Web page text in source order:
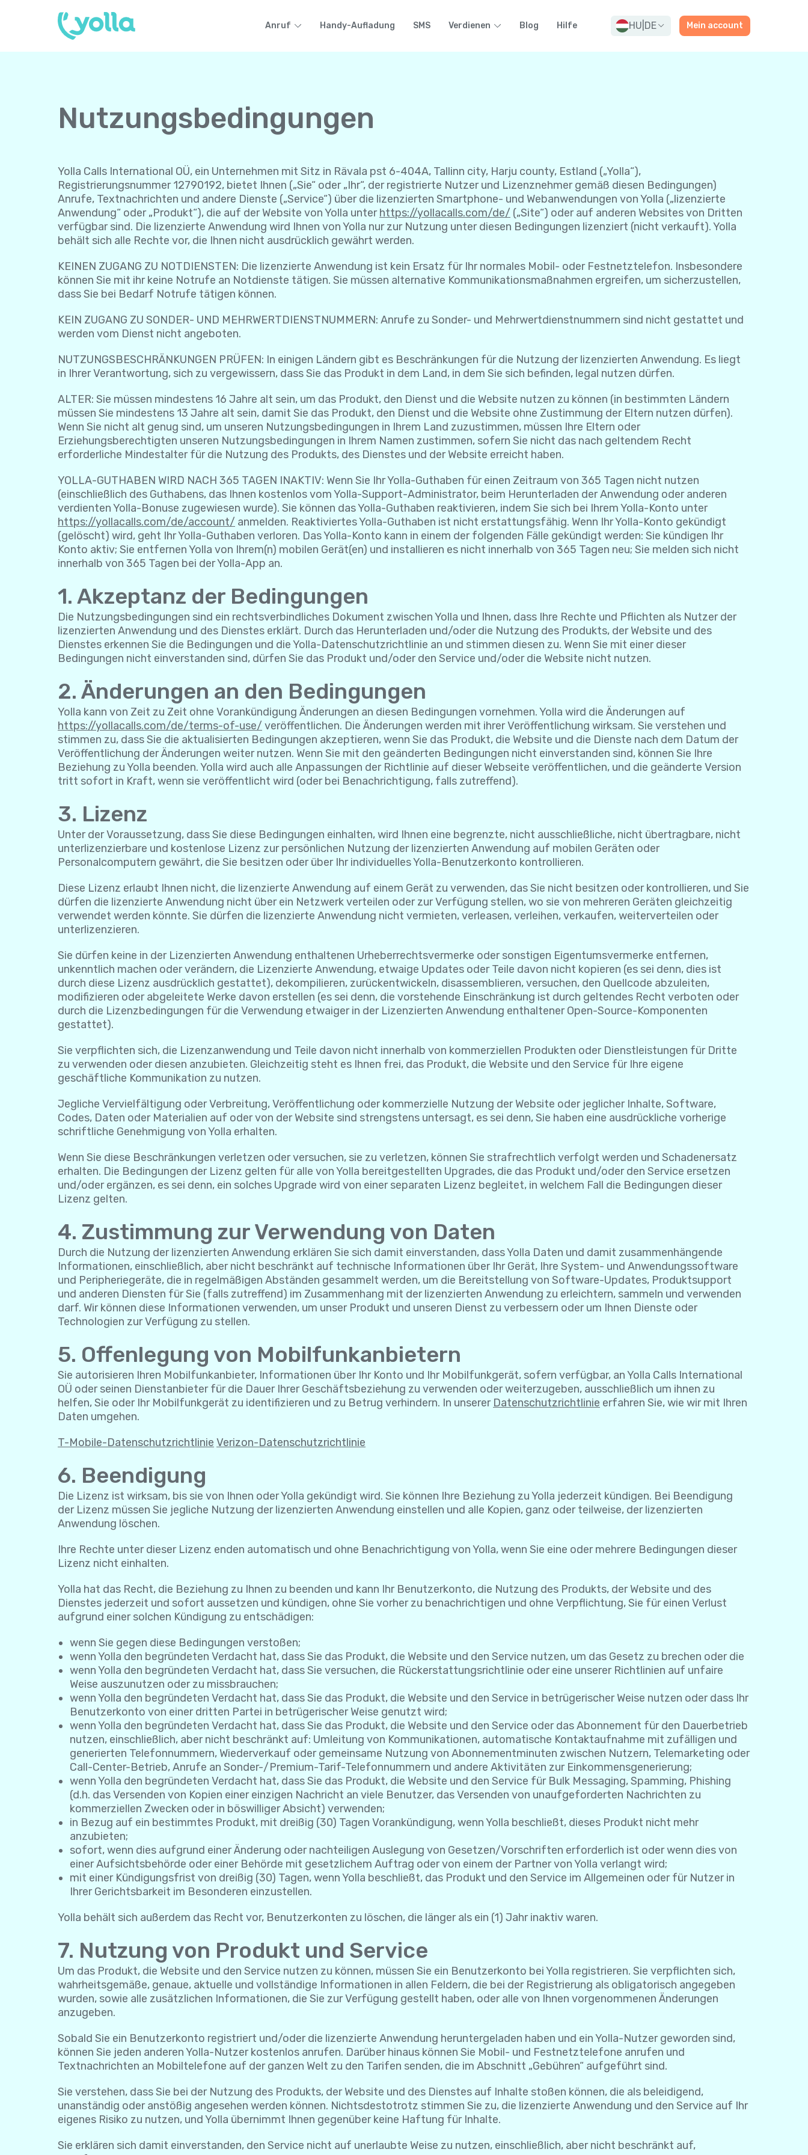
Anruf Handy-Aufladung SMS Verdienen Blog Hilfe HU DE Mein account
Nutzungsbedingungen
Yolla Calls International OÜ, ein Unternehmen mit Sitz in Rävala pst 6-404A, Tallinn city, Harju county, Estland („Yolla“),
Registrierungsnummer 12790192, bietet Ihnen („Sie“ oder „Ihr“, der registrierte Nutzer und Lizenznehmer gemäß diesen Bedingungen)
Anrufe, Textnachrichten und andere Dienste („Service“) über die lizenzierten Smartphone- und Webanwendungen von Yolla („lizenzierte
Anwendung“ oder „Produkt“), die auf der Website von Yolla unterhttps://yollacalls.com/de/ („Site“) oder auf anderen Websites von Dritten
verfügbar sind. Die lizenzierte Anwendung wird Ihnen von Yolla nur zur Nutzung unter diesen Bedingungen lizenziert (nicht verkauft). Yolla
behält sich alle Rechte vor, die Ihnen nicht ausdrücklich gewährt werden.
KEINEN ZUGANG ZU NOTDIENSTEN: Die lizenzierte Anwendung ist kein Ersatz für Ihr normales Mobil- oder Festnetztelefon. Insbesondere
können Sie mit ihr keine Notrufe an Notdienste tätigen. Sie müssen alternative Kommunikationsmaßnahmen ergreifen, um sicherzustellen,
dass Sie bei Bedarf Notrufe tätigen können.
KEIN ZUGANG ZU SONDER- UND MEHRWERTDIENSTNUMMERN: Anrufe zu Sonder- und Mehrwertdienstnummern sind nicht gestattet und
werden vom Dienst nicht angeboten.
NUTZUNGSBESCHRÄNKUNGEN PRÜFEN: In einigen Ländern gibt es Beschränkungen für die Nutzung der lizenzierten Anwendung. Es liegt
in Ihrer Verantwortung, sich zu vergewissern, dass Sie das Produkt in dem Land, in dem Sie sich befinden, legal nutzen dürfen.
ALTER: Sie müssen mindestens 16 Jahre alt sein, um das Produkt, den Dienst und die Website nutzen zu können (in bestimmten Ländern
müssen Sie mindestens 13 Jahre alt sein, damit Sie das Produkt, den Dienst und die Website ohne Zustimmung der Eltern nutzen dürfen).
Wenn Sie nicht alt genug sind, um unseren Nutzungsbedingungen in Ihrem Land zuzustimmen, müssen Ihre Eltern oder
Erziehungsberechtigten unseren Nutzungsbedingungen in Ihrem Namen zustimmen, sofern Sie nicht das nach geltendem Recht
erforderliche Mindestalter für die Nutzung des Produkts, des Dienstes und der Website erreicht haben.
YOLLA-GUTHABEN WIRD NACH 365 TAGEN INAKTIV: Wenn Sie Ihr Yolla-Guthaben für einen Zeitraum von 365 Tagen nicht nutzen
(einschließlich des Guthabens, das Ihnen kostenlos vom Yolla-Support-Administrator, beim Herunterladen der Anwendung oder anderen
verdienten Yolla-Bonuse zugewiesen wurde). Sie können das Yolla-Guthaben reaktivieren, indem Sie sich bei Ihrem Yolla-Konto unter
https://yollacalls.com/de/account/ anmelden. Reaktiviertes Yolla-Guthaben ist nicht erstattungsfähig. Wenn Ihr Yolla-Konto gekündigt
(gelöscht) wird, geht Ihr Yolla-Guthaben verloren. Das Yolla-Konto kann in einem der folgenden Fälle gekündigt werden: Sie kündigen Ihr
Konto aktiv; Sie entfernen Yolla von Ihrem(n) mobilen Gerät(en) und installieren es nicht innerhalb von 365 Tagen neu; Sie melden sich nicht
innerhalb von 365 Tagen bei der Yolla-App an.
1. Akzeptanz der Bedingungen
Die Nutzungsbedingungen sind ein rechtsverbindliches Dokument zwischen Yolla und Ihnen, dass Ihre Rechte und Pflichten als Nutzer der
lizenzierten Anwendung und des Dienstes erklärt. Durch das Herunterladen und/oder die Nutzung des Produkts, der Website und des
Dienstes erkennen Sie die Bedingungen und die Yolla-Datenschutzrichtlinie an und stimmen diesen zu. Wenn Sie mit einer dieser
Bedingungen nicht einverstanden sind, dürfen Sie das Produkt und/oder den Service und/oder die Website nicht nutzen.
2. Änderungen an den Bedingungen
Yolla kann von Zeit zu Zeit ohne Vorankündigung Änderungen an diesen Bedingungen vornehmen. Yolla wird die Änderungen auf
https://yollacalls.com/de/terms-of-use/ veröffentlichen. Die Änderungen werden mit ihrer Veröffentlichung wirksam. Sie verstehen und
stimmen zu, dass Sie die aktualisierten Bedingungen akzeptieren, wenn Sie das Produkt, die Website und die Dienste nach dem Datum der
Veröffentlichung der Änderungen weiter nutzen. Wenn Sie mit den geänderten Bedingungen nicht einverstanden sind, können Sie Ihre
Beziehung zu Yolla beenden. Yolla wird auch alle Anpassungen der Richtlinie auf dieser Webseite veröffentlichen, und die geänderte Version
tritt sofort in Kraft, wenn sie veröffentlicht wird (oder bei Benachrichtigung, falls zutreffend).
3. Lizenz
Unter der Voraussetzung, dass Sie diese Bedingungen einhalten, wird Ihnen eine begrenzte, nicht ausschließliche, nicht übertragbare, nicht
unterlizenzierbare und kostenlose Lizenz zur persönlichen Nutzung der lizenzierten Anwendung auf mobilen Geräten oder
Personalcomputern gewährt, die Sie besitzen oder über Ihr individuelles Yolla-Benutzerkonto kontrollieren.
Diese Lizenz erlaubt Ihnen nicht, die lizenzierte Anwendung auf einem Gerät zu verwenden, das Sie nicht besitzen oder kontrollieren, und Sie
dürfen die lizenzierte Anwendung nicht über ein Netzwerk verteilen oder zur Verfügung stellen, wo sie von mehreren Geräten gleichzeitig
verwendet werden könnte. Sie dürfen die lizenzierte Anwendung nicht vermieten, verleasen, verleihen, verkaufen, weiterverteilen oder
unterlizenzieren.
Sie dürfen keine in der Lizenzierten Anwendung enthaltenen Urheberrechtsvermerke oder sonstigen Eigentumsvermerke entfernen,
unkenntlich machen oder verändern, die Lizenzierte Anwendung, etwaige Updates oder Teile davon nicht kopieren (es sei denn, dies ist
durch diese Lizenz ausdrücklich gestattet), dekompilieren, zurückentwickeln, disassemblieren, versuchen, den Quellcode abzuleiten,
modifizieren oder abgeleitete Werke davon erstellen (es sei denn, die vorstehende Einschränkung ist durch geltendes Recht verboten oder
durch die Lizenzbedingungen für die Verwendung etwaiger in der Lizenzierten Anwendung enthaltener Open-Source-Komponenten
gestattet).
Sie verpflichten sich, die Lizenzanwendung und Teile davon nicht innerhalb von kommerziellen Produkten oder Dienstleistungen für Dritte
zu verwenden oder diesen anzubieten. Gleichzeitig steht es Ihnen frei, das Produkt, die Website und den Service für Ihre eigene
geschäftliche Kommunikation zu nutzen.
Jegliche Vervielfältigung oder Verbreitung, Veröffentlichung oder kommerzielle Nutzung der Website oder jeglicher Inhalte, Software,
Codes, Daten oder Materialien auf oder von der Website sind strengstens untersagt, es sei denn, Sie haben eine ausdrückliche vorherige
schriftliche Genehmigung von Yolla erhalten.
Wenn Sie diese Beschränkungen verletzen oder versuchen, sie zu verletzen, können Sie strafrechtlich verfolgt werden und Schadenersatz
erhalten. Die Bedingungen der Lizenz gelten für alle von Yolla bereitgestellten Upgrades, die das Produkt und/oder den Service ersetzen
und/oder ergänzen, es sei denn, ein solches Upgrade wird von einer separaten Lizenz begleitet, in welchem Fall die Bedingungen dieser
Lizenz gelten.
4. Zustimmung zur Verwendung von Daten
Durch die Nutzung der lizenzierten Anwendung erklären Sie sich damit einverstanden, dass Yolla Daten und damit zusammenhängende
Informationen, einschließlich, aber nicht beschränkt auf technische Informationen über Ihr Gerät, Ihre System- und Anwendungssoftware
und Peripheriegeräte, die in regelmäßigen Abständen gesammelt werden, um die Bereitstellung von Software-Updates, Produktsupport
und anderen Diensten für Sie (falls zutreffend) im Zusammenhang mit der lizenzierten Anwendung zu erleichtern, sammeln und verwenden
darf. Wir können diese Informationen verwenden, um unser Produkt und unseren Dienst zu verbessern oder um Ihnen Dienste oder
Technologien zur Verfügung zu stellen.
5. Offenlegung von Mobilfunkanbietern
Sie autorisieren Ihren Mobilfunkanbieter, Informationen über Ihr Konto und Ihr Mobilfunkgerät, sofern verfügbar, an Yolla Calls International
OÜ oder seinen Dienstanbieter für die Dauer Ihrer Geschäftsbeziehung zu verwenden oder weiterzugeben, ausschließlich um ihnen zu
helfen, Sie oder Ihr Mobilfunkgerät zu identifizieren und zu Betrug verhindern. In unserer Datenschutzrichtlinie erfahren Sie, wie wir mit Ihren
Daten umgehen.
T-Mobile-Datenschutzrichtlinie Verizon-Datenschutzrichtlinie
6. Beendigung
Die Lizenz ist wirksam, bis sie von Ihnen oder Yolla gekündigt wird. Sie können Ihre Beziehung zu Yolla jederzeit kündigen. Bei Beendigung
der Lizenz müssen Sie jegliche Nutzung der lizenzierten Anwendung einstellen und alle Kopien, ganz oder teilweise, der lizenzierten
Anwendung löschen.
Ihre Rechte unter dieser Lizenz enden automatisch und ohne Benachrichtigung von Yolla, wenn Sie eine oder mehrere Bedingungen dieser
Lizenz nicht einhalten.
Yolla hat das Recht, die Beziehung zu Ihnen zu beenden und kann Ihr Benutzerkonto, die Nutzung des Produkts, der Website und des
Dienstes jederzeit und sofort aussetzen und kündigen, ohne Sie vorher zu benachrichtigen und ohne Verpflichtung, Sie für einen Verlust
aufgrund einer solchen Kündigung zu entschädigen:
wenn Sie gegen diese Bedingungen verstoßen;
wenn Yolla den begründeten Verdacht hat, dass Sie das Produkt, die Website und den Service nutzen, um das Gesetz zu brechen oder die
wenn Yolla den begründeten Verdacht hat, dass Sie versuchen, die Rückerstattungsrichtlinie oder eine unserer Richtlinien auf unfaire
Weise auszunutzen oder zu missbrauchen;
wenn Yolla den begründeten Verdacht hat, dass Sie das Produkt, die Website und den Service in betrügerischer Weise nutzen oder dass Ihr
Benutzerkonto von einer dritten Partei in betrügerischer Weise genutzt wird;
wenn Yolla den begründeten Verdacht hat, dass Sie das Produkt, die Website und den Service oder das Abonnement für den Dauerbetrieb
nutzen, einschließlich, aber nicht beschränkt auf: Umleitung von Kommunikationen, automatische Kontaktaufnahme mit zufälligen und
generierten Telefonnummern, Wiederverkauf oder gemeinsame Nutzung von Abonnementminuten zwischen Nutzern, Telemarketing oder
Call-Center-Betrieb, Anrufe an Sonder-/Premium-Tarif-Telefonnummern und andere Aktivitäten zur Einkommensgenerierung;
wenn Yolla den begründeten Verdacht hat, dass Sie das Produkt, die Website und den Service für Bulk Messaging, Spamming, Phishing
(d.h. das Versenden von Kopien einer einzigen Nachricht an viele Benutzer, das Versenden von unaufgeforderten Nachrichten zu
kommerziellen Zwecken oder in böswilliger Absicht) verwenden;
in Bezug auf ein bestimmtes Produkt, mit dreißig (30) Tagen Vorankündigung, wenn Yolla beschließt, dieses Produkt nicht mehr
anzubieten;
sofort, wenn dies aufgrund einer Änderung oder nachteiligen Auslegung von Gesetzen/Vorschriften erforderlich ist oder wenn dies von
einer Aufsichtsbehörde oder einer Behörde mit gesetzlichem Auftrag oder von einem der Partner von Yolla verlangt wird;
mit einer Kündigungsfrist von dreißig (30) Tagen, wenn Yolla beschließt, das Produkt und den Service im Allgemeinen oder für Nutzer in
Ihrer Gerichtsbarkeit im Besonderen einzustellen.
Yolla behält sich außerdem das Recht vor, Benutzerkonten zu löschen, die länger als ein (1) Jahr inaktiv waren.
7. Nutzung von Produkt und Service
Um das Produkt, die Website und den Service nutzen zu können, müssen Sie ein Benutzerkonto bei Yolla registrieren. Sie verpflichten sich,
wahrheitsgemäße, genaue, aktuelle und vollständige Informationen in allen Feldern, die bei der Registrierung als obligatorisch angegeben
wurden, sowie alle zusätzlichen Informationen, die Sie zur Verfügung gestellt haben, oder alle von Ihnen vorgenommenen Änderungen
anzugeben.
Sobald Sie ein Benutzerkonto registriert und/oder die lizenzierte Anwendung heruntergeladen haben und ein Yolla-Nutzer geworden sind,
können Sie jeden anderen Yolla-Nutzer kostenlos anrufen. Darüber hinaus können Sie Mobil- und Festnetztelefone anrufen und
Textnachrichten an Mobiltelefone auf der ganzen Welt zu den Tarifen senden, die im Abschnitt „Gebühren“ aufgeführt sind.
Sie verstehen, dass Sie bei der Nutzung des Produkts, der Website und des Dienstes auf Inhalte stoßen können, die als beleidigend,
unanständig oder anstößig angesehen werden können. Nichtsdestotrotz stimmen Sie zu, die lizenzierte Anwendung und den Service auf Ihr
eigenes Risiko zu nutzen, und Yolla übernimmt Ihnen gegenüber keine Haftung für Inhalte.
Sie erklären sich damit einverstanden, den Service nicht auf unerlaubte Weise zu nutzen, einschließlich, aber nicht beschränkt auf,